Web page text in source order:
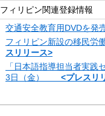
フィリピン関連登録情報
交通安全教育用DVDを発
フィリピン新設の移民労
スリリース>
「日本語指導担当者実
3日（金） <プレスリ